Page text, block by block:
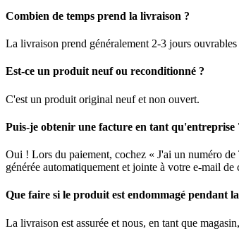
Combien de temps prend la livraison ?
La livraison prend généralement 2-3 jours
Est-ce un produit neuf ou reconditionné ?
C'est un produit original neuf et non ouvert.
Puis-je obtenir une facture en tant qu'entreprise
Oui ! Lors du paiement, cochez « J'ai un numéro
générée automatiquement et jointe à votre e-mail
Que faire si le produit est endommagé pendant
La livraison est assurée et nous, en tant que